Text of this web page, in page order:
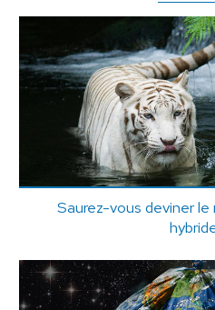
Saurez-vous deviner le